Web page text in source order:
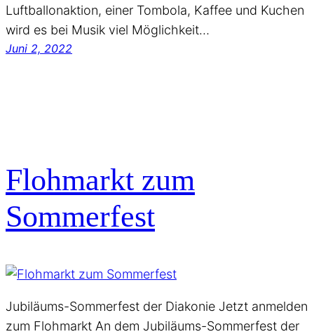
Luftballonaktion, einer Tombola, Kaffee und Kuchen
wird es bei Musik viel Möglichkeit…
Juni 2, 2022
Flohmarkt zum
Sommerfest
Jubiläums-Sommerfest der Diakonie Jetzt anmelden
zum Flohmarkt An dem Jubiläums-Sommerfest der